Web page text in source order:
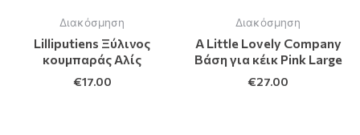
Διακόσμηση
Lilliputiens Ξύλινος
κουμπαράς Αλίς
€17.00
Διακόσμηση
A Little Lovely Company
Βάση για κέικ Pink Large
€27.00